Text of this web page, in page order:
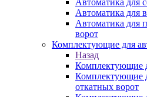
Автоматика для
Автоматика для
Автоматика для
ворот
Комплектующие для
Назад
Комплектующие
Комплектующие
откатных ворот